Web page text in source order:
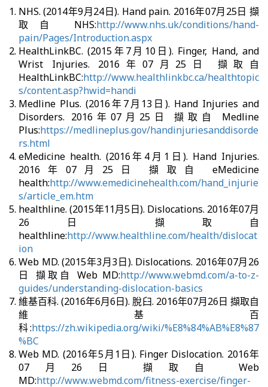
NHS. (2014年9月24日). Hand pain. 2016年07月25日 擷
取自 NHS:http://www.nhs.uk/conditions/hand-
pain/Pages/Introduction.aspx
HealthLinkBC. (2015年7月10日). Finger, Hand, and
Wrist Injuries. 2016年07月25日 擷取自
HealthLinkBC:http://www.healthlinkbc.ca/healthtopic
s/content.asp?hwid=handi
Medline Plus. (2016年7月13日). Hand Injuries and
Disorders. 2016年07月25日 擷取自 Medline
Plus:https://medlineplus.gov/handinjuriesanddisorde
rs.html
eMedicine health. (2016年4月1日). Hand Injuries.
2016年07月25日 擷取自 eMedicine
health:http://www.emedicinehealth.com/hand_injurie
s/article_em.htm
healthline. (2015年11月5日). Dislocations. 2016年07月
26日 擷取自
healthline:http://www.healthline.com/health/dislocat
ion
Web MD. (2015年3月3日). Dislocations. 2016年07月26
日 擷取自 Web MD:http://www.webmd.com/a-to-z-
guides/understanding-dislocation-basics
維基百科. (2016年6月6日). 脫臼. 2016年07月26日 擷取自
維基百
科:https://zh.wikipedia.org/wiki/%E8%84%AB%E8%87
%BC
Web MD. (2016年5月1日). Finger Dislocation. 2016年
07月26日 擷取自 Web
MD:http://www.webmd.com/fitness-exercise/finger-